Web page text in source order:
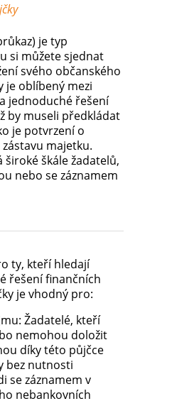
je typ
si můžete sjednat
svého občanského
je oblíbený mezi
jednoduché řešení
by museli předkládat
je potvrzení o
majetku.
široké škále žadatelů,
nebo se záznamem
ty, kteří hledají
řešení finančních
je vhodný pro:
Žadatelé, kteří
nemohou doložit
díky této půjčce
bez nutnosti
se záznamem v
nebankovních